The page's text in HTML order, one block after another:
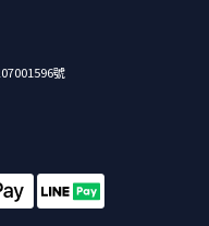
號